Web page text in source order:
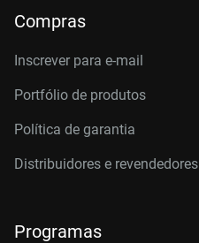
Compras
Inscrever para e-mail
Portfólio de produtos
Política de garantia
Distribuidores e revendedores
Programas